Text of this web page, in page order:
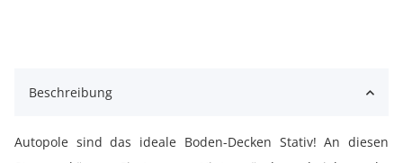
Beschreibung
Autopole sind das ideale Boden-Decken Stativ! An diesen